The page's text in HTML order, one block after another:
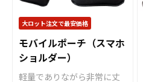
なく、フォンタブのデザイ
ンに合わせたカラーや仕様
を組み合わせることで、オ
リジナル感が一層増しま
す。お客様にはデザインを
ご入稿いただくだけでオリ
のでご不明点がありました
らお気軽にご相談くださ
い。
大ロット注文で最安価格
モバイルポーチ（スマホ
ショルダー）
軽量でありながら非常に丈